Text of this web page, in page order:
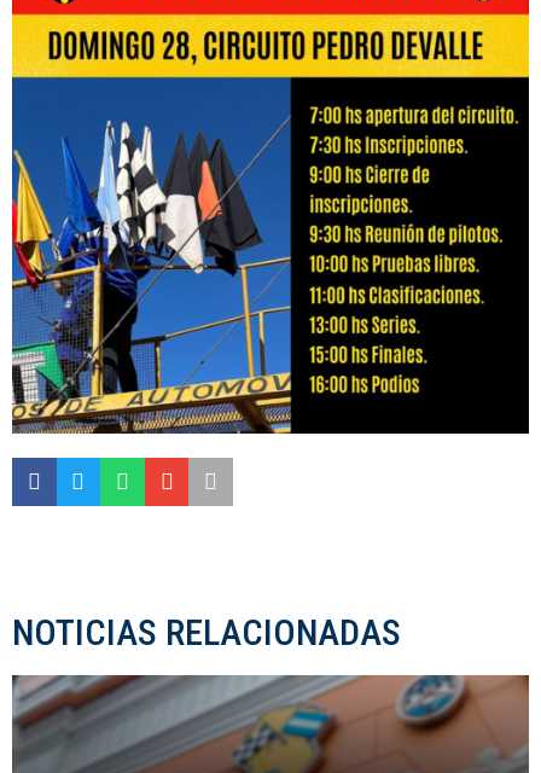
NOTICIAS RELACIONADAS